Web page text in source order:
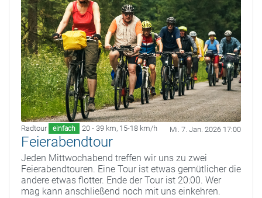
Radtour einfach 20 - 39 km, 15-18 km/h Mi. 7. Jan. 2026 17:00
Feierabendtour
Jeden Mittwochabend treffen wir uns zu zwei
Feierabendtouren. Eine Tour ist etwas gemütlicher die
andere etwas flotter. Ende der Tour ist 20:00. Wer
mag kann anschließend noch mit uns einkehren.